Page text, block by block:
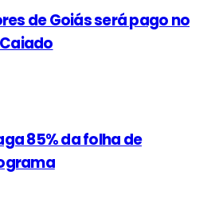
de Goiás será pago no
85% da folha de